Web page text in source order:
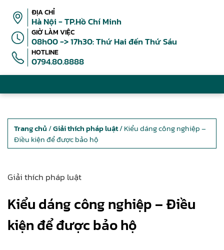
ĐỊA CHỈ
Hà Nội - TP.Hồ Chí Minh
GIỜ LÀM VIỆC
08h00 -> 17h30: Thứ Hai đến Thứ Sáu
HOTLINE
0794.80.8888
Trang chủ /Giải thích pháp luật/ Kiểu dáng công nghiệp –
Điều kiện để được bảo hộ
Giải thích pháp luật
Kiểu dáng công nghiệp – Điều
kiện để được bảo hộ